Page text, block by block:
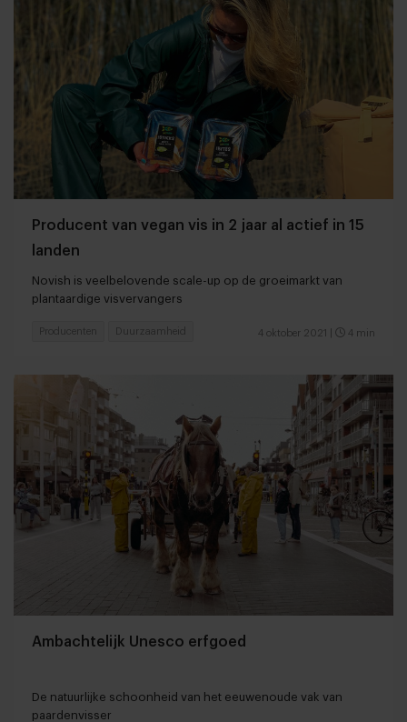
Producent van vegan vis in 2 jaar al actief in 15
landen
Novish is veelbelovende scale-up op de groeimarkt van
plantaardige visvervangers
4 oktober 2021 4 min
Producenten Duurzaamheid
Ambachtelijk Unesco erfgoed
De natuurlijke schoonheid van het eeuwenoude vak van
paardenvisser